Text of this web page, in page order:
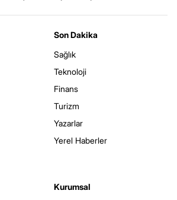
Son Dakika
Sağlık
Teknoloji
Finans
Turizm
Yazarlar
Yerel Haberler
Kurumsal